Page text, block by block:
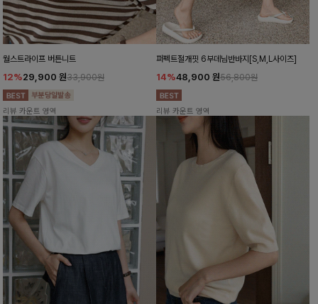
월스트라이프 버튼니트
12%29,900 원33,900원
리뷰 카운트 영역
퍼펙트절개핏 6부데님반바지[S,M,L사이즈]
14%48,900 원56,800원
리뷰 카운트 영역